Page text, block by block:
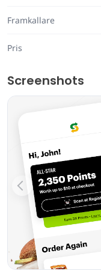
Framkallare
Pris
Screenshots